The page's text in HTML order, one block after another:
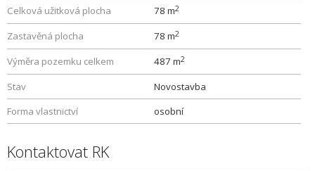
Celková užitková plocha
78 m2
Zastavěná plocha 78 m2
Výměra pozemku celkem 487 m2
Stav
Novostavba
Forma vlastnictví
osobní
Kontaktovat RK